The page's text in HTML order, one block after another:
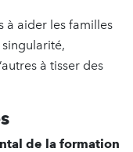
à aider les familles
à tisser des
de la formation